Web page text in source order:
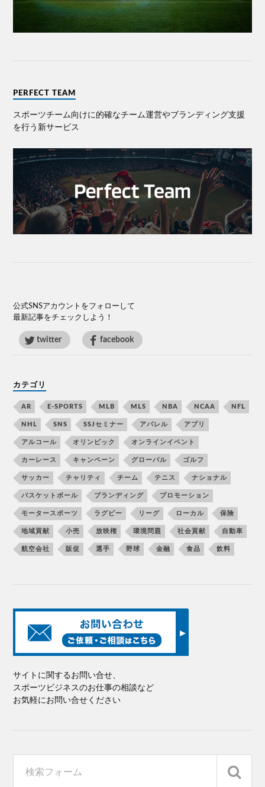
PERFECT TEAM
スポーツチーム向けに的確なチーム運営やブランディング⽀援
を⾏う新サービス
公式SNSアカウントをフォローして
最新記事をチェックしよう！
twitter facebook
カテゴリ
AR E-SPORTS MLB MLS NBA NCAA NFL
NHL SNS SSJセミナー アパレル アプリ
アルコール オリンピック オンラインイベント
カーレース キャンペーン グローバル ゴルフ
サッカー チャリティ チーム テニス ナショナル
バスケットボール ブランディング プロモーション
モータースポーツ ラグビー リーグ ローカル 保険
地域貢献 小売 放映権 環境問題 社会貢献 自動車
航空会社 販促 選手 野球 金融 食品 飲料
サイトに関するお問い合せ、
スポーツビジネスのお仕事の相談など
お気軽にお問い合せください